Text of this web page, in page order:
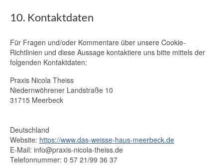
10. Kontaktdaten
Für Fragen und/oder Kommentare über unsere Cookie-
Richtlinien und diese Aussage kontaktiere uns bitte mittels der
folgenden Kontaktdaten:
Praxis Nicola Theiss
Niedernwöhrener Landstraße 10
31715 Meerbeck
Deutschland
Website: https://www.das-weisse-haus-meerbeck.de
E-Mail: ed.ssieht-alocin-sixarp@ofni
Telefonnummer: 0 57 21/99 36 37